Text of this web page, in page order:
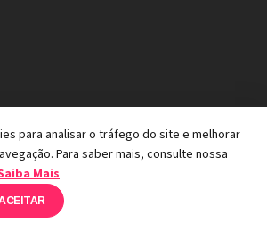
Digital
DE DADOS EM SUA
para analisar o tráfego do site e melhorar
Para saber mais, consulte nossa
Mais